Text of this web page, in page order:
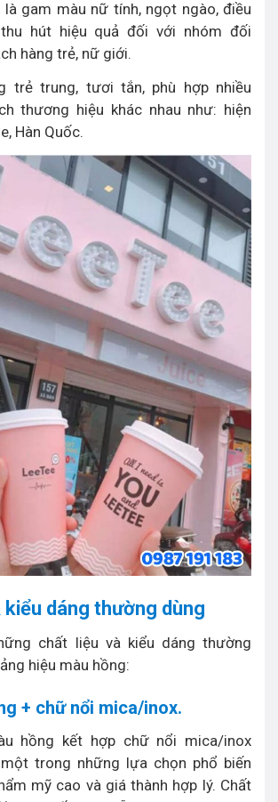
là gam màu nữ tính, ngọt ngào, điều
hút hiệu quả đối với nhóm đối
hàng trẻ, nữ giới.
trẻ trung, tươi tắn, phù hợp nhiều
thương hiệu khác nhau như: hiện
Hàn Quốc.
kiểu dáng thường dùng
chất liệu và kiểu dáng thường
hiệu màu hồng:
+ chữ nổi mica/inox.
hồng kết hợp chữ nổi mica/inox
trong những lựa chọn phổ biến
mỹ cao và giá thành hợp lý. Chất